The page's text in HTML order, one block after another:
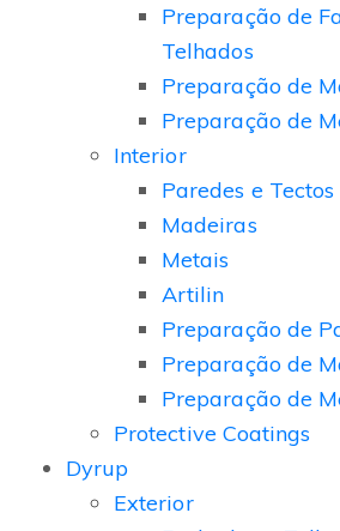
Preparação de
Telhados
Preparação de
Preparação de
Interior
Paredes e Tectos
Madeiras
Metais
Artilin
Preparação de
Preparação de
Preparação de
Protective Coatings
Dyrup
Exterior